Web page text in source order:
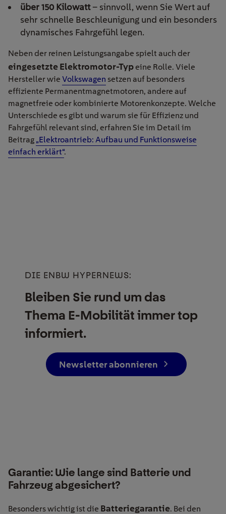
über 150 Kilowatt– sinnvoll, wenn Sie Wert auf
sehr schnelle Beschleunigung und ein besonders
dynamisches Fahrgefühl legen.
Neben der reinen Leistungsangabe spielt auch der
eingesetzte Elektromotor-Typ eine Rolle. Viele
Hersteller wie Volkswagen setzen auf besonders
effiziente Permanentmagnetmotoren, andere auf
magnetfreie oder kombinierte Motorenkonzepte. Welche
Unterschiede es gibt und warum sie für Effizienz und
Fahrgefühl relevant sind, erfahren Sie im Detail im
Beitrag „Elektroantrieb: Aufbau und Funktionsweise
einfach erklärt“.
DIE ENBW HYPERNEWS:
Bleiben Sie rund um das
Thema E-Mobilität immer top
informiert.
Newsletter abonnieren
Garantie: Wie lange sind Batterie und
Fahrzeug abgesichert?
Besonders wichtig ist die Batteriegarantie. Bei den